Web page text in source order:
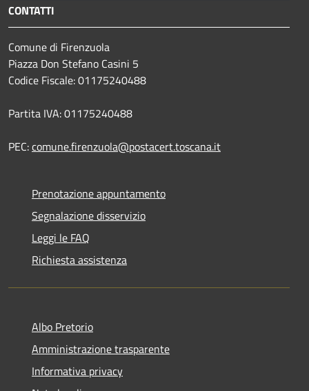
CONTATTI
Comune di Firenzuola
Piazza Don Stefano Casini 5
Codice Fiscale: 01175240488
Partita IVA: 01175240488
PEC:comune.firenzuola@postacert.toscana.it
Prenotazione appuntamento
Segnalazione disservizio
Leggi le FAQ
Richiesta assistenza
Albo Pretorio
Amministrazione trasparente
Informativa privacy